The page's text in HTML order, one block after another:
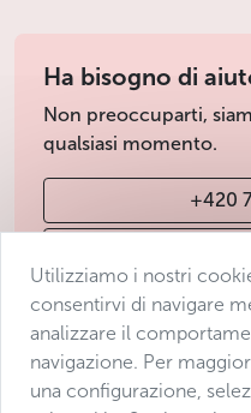
Ha bisogno di
Non preoccuparti,
qualsiasi momento.
+420
Condizioni di vendita
Protezione dei dati
Utilizziamo i nostri
consentirvi di navigare
analizzare il
navigazione. Per
una configurazione,